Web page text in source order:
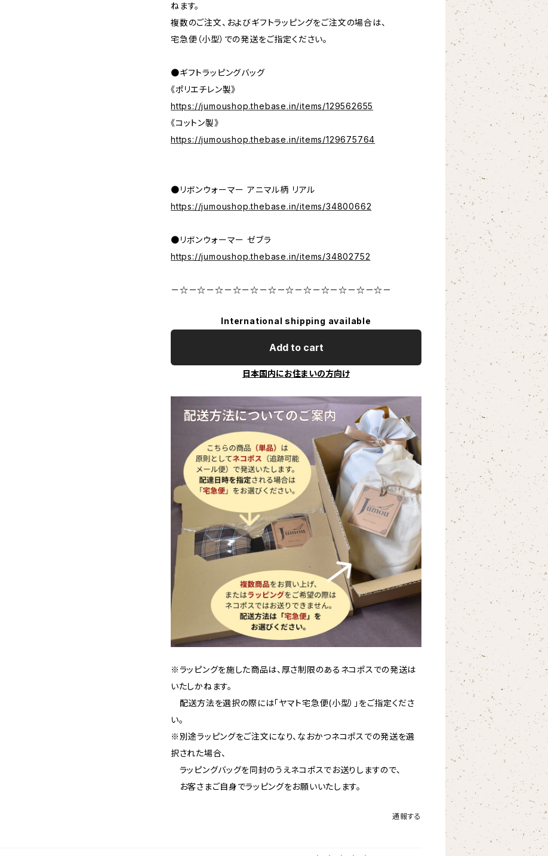
ねます。
複数のご注文、およびギフトラッピングをご注文の場合は、
宅急便（小型）での発送をご指定ください。
●ギフトラッピングバッグ
《ポリエチレン製》
https://jumoushop.thebase.in/items/129562655
《コットン製》
https://jumoushop.thebase.in/items/129675764
●リボンウォーマー アニマル柄 リアル
https://jumoushop.thebase.in/items/34800662
●リボンウォーマー ゼブラ
https://jumoushop.thebase.in/items/34802752
－☆－☆－☆－☆－☆－☆－☆－☆－☆－☆－☆－☆－
International shipping available
Add to cart
日本国内にお住まいの方向け
※ラッピングを施した商品は、厚さ制限のあるネコポスでの発送は
いたしかねます。
配送方法を選択の際には「ヤマト宅急便(小型）」をご指定くださ
い。
※別途ラッピングをご注文になり、なおかつネコポスでの発送を選
択された場合、
ラッピングバッグを同封のうえネコポスでお送りしますので、
お客さまご自身でラッピングをお願いいたします。
通報する